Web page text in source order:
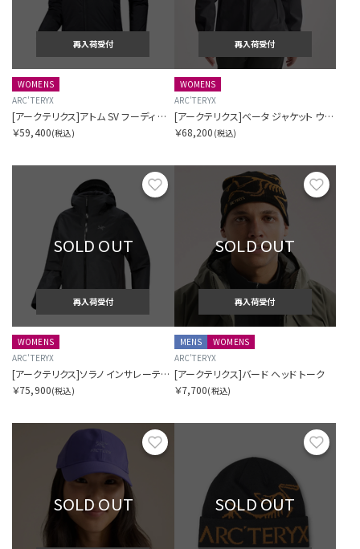
再入荷受付
WOMENS
ARC'TERYX
[アークテリクス]アトム SV フーディ ウィメンズ
￥59,400(税込)
再入荷受付
WOMENS
ARC'TERYX
[アークテリクス]ベータ ジャケット ウィメンズ
￥68,200 (税込)
お気に入り
SOLD OUT
再入荷受付
WOMENS
ARC'TERYX
[アークテリクス]ソラノ インサレーテッド フーディ ウィメンズ
￥75,900(税込)
SOLD OUT
再入荷受付
MENS
WOMENS
ARC'TERYX
[アークテリクス]バード ヘッド トーク
￥7,700(税込)
お気に入り
SOLD OUT SOLD OUT